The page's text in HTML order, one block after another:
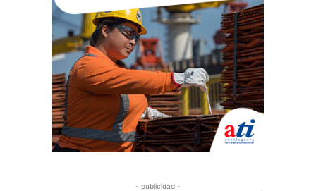
- publicidad -